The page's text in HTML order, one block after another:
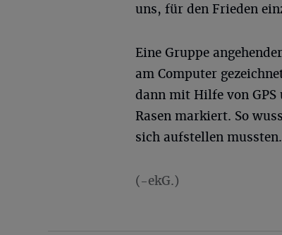
uns, für den Frieden
Eine Gruppe
am Computer
dann mit Hilfe von
Rasen markiert. So
sich aufstellen mussten.
(-ekG.)